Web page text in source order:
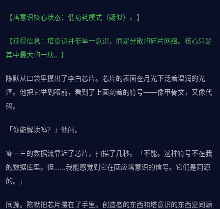
【塔意识核心状态：低功耗模式（疑似）。】
【获得信息：塔意识并非单一意识，而是分散的碎片网络。核心只是
其中最大的一块。】
陈默从口袋里摸出了李白芯片。芯片的表面在月光下泛着温润的光
泽。他把它举到眼前，看到了上面刻着的符号——像甲骨文，又像代
码。
「你能解读吗？」他问。
零一三的数据流靠近了芯片，扫描了几秒。「不能。这种符号不在我
的数据库里。但……我能感觉到它在回应塔意识的信号。它们是同源
的。」
同源。陈默把芯片攥在了手里。创造者的东西和塔意识的东西是同源